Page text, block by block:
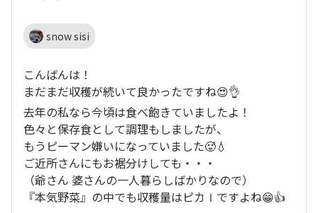
snow sisi
こんばんは！
まだまだ収穫が続いて良かったですね😍👌
去年の私なら今頃は食べ飽きていましたよ！
色々と保存食として調理もしましたが、
もうピーマン嫌いになっていました🥵💧
ご近所さんにもお裾分けしても・・・
（爺さん 婆さんの一人暮らしばかりなので）
『本気野菜』の中でも収穫量はピカⅠですよね😁👍